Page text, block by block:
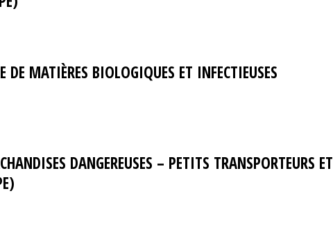
DE MATIÈRES BIOLOGIQUES ET INFECTIEUSES
DANGEREUSES – PETITS TRANSPORTEURS ET